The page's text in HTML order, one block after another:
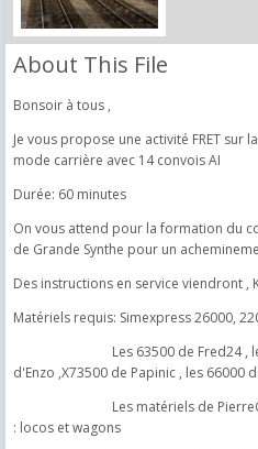
About This File
Bonsoir à tous ,
Je vous propose une activité FRET sur
mode carrière avec 14 convois AI
Durée: 60 minutes
On vous attend pour la formation du
de Grande Synthe pour un
Des instructions en service viendront ,
Matériels requis: Simexpress 26000,
Les 63500 de Fred24 , les
d'Enzo ,X73500 de Papinic , les 66000
Les matériels de PierreG
: locos et wagons